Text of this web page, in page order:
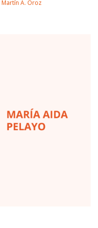
Martín A. Oroz